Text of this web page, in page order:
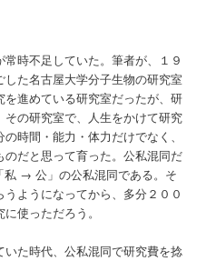
時不足していた。筆者が、１９
た名古屋大学分子生物の研究室
進めている研究室だったが、研
の研究室で、人生をかけて研究
時間・能力・体力だけでなく、
だと思って育った。公私混同だ
→ 公」の公私混同である。そ
ようになってから、多分２００
使っただろう。
た時代、公私混同で研究費を捻